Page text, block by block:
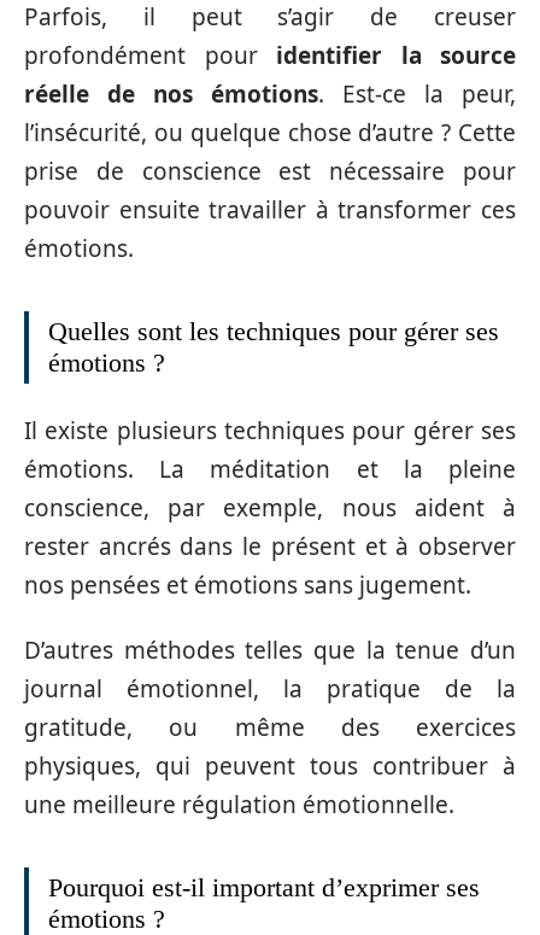
Parfois, il peut s’agir de creuser
profondément pour identifier la source
réelle de nos émotions. Est-ce la peur,
l’insécurité, ou quelque chose d’autre ? Cette
prise de conscience est nécessaire pour
pouvoir ensuite travailler à transformer ces
émotions.
Quelles sont les techniques pour gérer ses
émotions ?
Il existe plusieurs techniques pour gérer ses
émotions. La méditation et la pleine
conscience, par exemple, nous aident à
rester ancrés dans le présent et à observer
nos pensées et émotions sans jugement.
D’autres méthodes telles que la tenue d’un
journal émotionnel, la pratique de la
gratitude, ou même des exercices
physiques, qui peuvent tous contribuer à
une meilleure régulation émotionnelle.
Pourquoi est-il important d’exprimer ses
émotions ?